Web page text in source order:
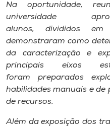
Na oportunidade,
universidade
alunos, divididos
demonstraram como
da caracterização e
principais eixos
foram preparados
habilidades manuais e de
de recursos.
Além da exposição dos